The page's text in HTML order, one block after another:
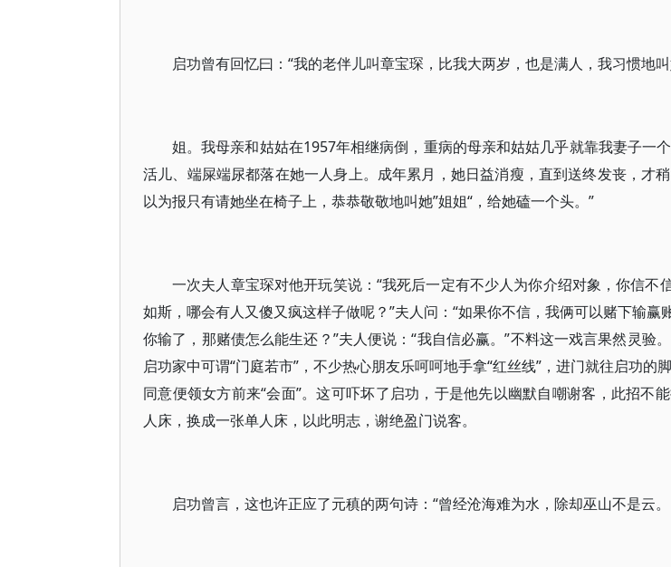
启功曾有回忆曰：“我的老伴儿叫章宝琛，比我大两岁，也是满人，我习惯地
姐。我母亲和姑姑在1957年相继病倒，重病的母亲和姑姑几乎就靠我妻子一
活儿、端屎端尿都落在她一人身上。成年累月，她日益消瘦，直到送终发丧，才
以为报只有请她坐在椅子上，恭恭敬敬地叫她”姐姐“，给她磕一个头。”
一次夫人章宝琛对他开玩笑说：“我死后一定有不少人为你介绍对象，你信不
如斯，哪会有人又傻又疯这样子做呢？”夫人问：“如果你不信，我俩可以赌下输赢
你输了，那赌债怎么能生还？”夫人便说：“我自信必赢。”不料这一戏言果然灵验
启功家中可谓“门庭若市”，不少热心朋友乐呵呵地手拿“红丝线”，进门就往启功的
同意便领女方前来“会面”。这可吓坏了启功，于是他先以幽默自嘲谢客，此招不
人床，换成一张单人床，以此明志，谢绝盈门说客。
启功曾言，这也许正应了元稹的两句诗：“曾经沧海难为水，除却巫山不是云。